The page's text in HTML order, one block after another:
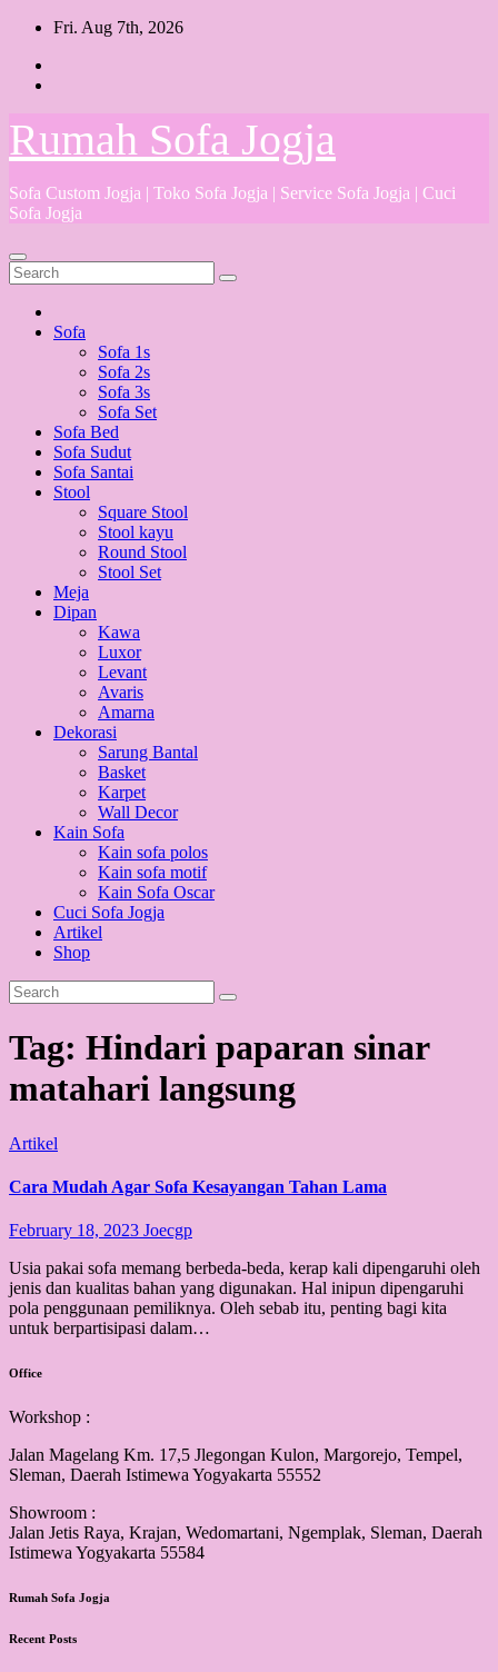
Skip
content
Fri. Aug 7th, 2026
Rumah Sofa Jogja
Sofa Custom Jogja | Toko Sofa Jogja | Service Sofa Jogja | Cuci
Sofa Jogja
Sofa
Sofa 1s
Sofa 2s
Sofa 3s
Sofa Set
Sofa Bed
Sofa Sudut
Sofa Santai
Stool
Square Stool
Stool kayu
Round Stool
Stool Set
Meja
Dipan
Kawa
Luxor
Levant
Avaris
Amarna
Dekorasi
Sarung Bantal
Basket
Karpet
Wall Decor
Kain Sofa
Kain sofa polos
Kain sofa motif
Kain Sofa Oscar
Cuci Sofa Jogja
Artikel
Shop
Tag: Hindari paparan sinar
matahari langsung
Artikel
Cara Mudah Agar Sofa Kesayangan Tahan Lama
February 18, 2023 Joecgp
Usia pakai sofa memang berbeda-beda, kerap kali dipengaruhi oleh
jenis dan kualitas bahan yang digunakan. Hal inipun dipengaruhi
pola penggunaan pemiliknya. Oleh sebab itu, penting bagi kita
untuk berpartisipasi dalam…
Office
Workshop :
Jalan Magelang Km. 17,5 Jlegongan Kulon, Margorejo, Tempel,
Sleman, Daerah Istimewa Yogyakarta 55552
Showroom :
Jalan Jetis Raya, Krajan, Wedomartani, Ngemplak, Sleman, Daerah
Istimewa Yogyakarta 55584
Rumah Sofa Jogja
Recent Posts